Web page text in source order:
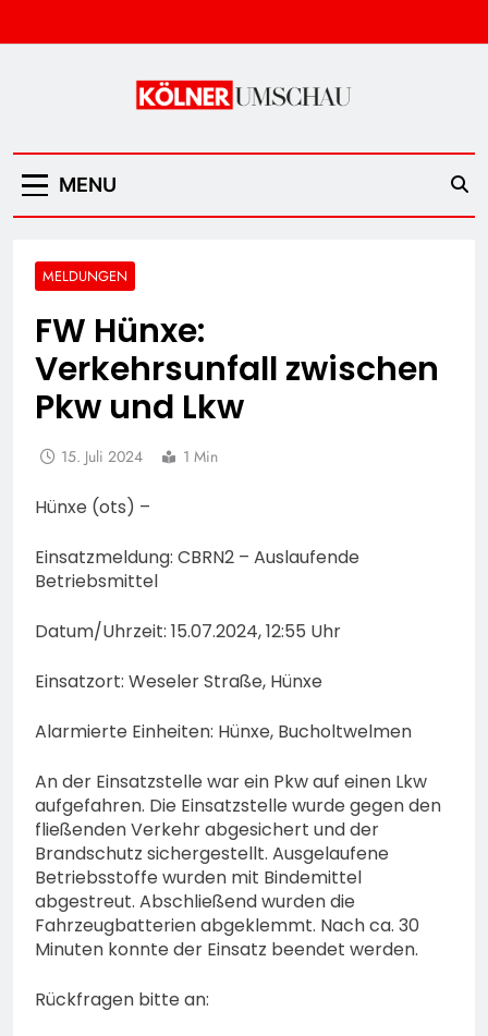
to
Kölner Umschau
MENU
MELDUNGEN
FW Hünxe:
Verkehrsunfall zwischen
Pkw und Lkw
15. Juli 2024 1 Min
Hünxe (ots) –
Einsatzmeldung: CBRN2 – Auslaufende
Betriebsmittel
Datum/Uhrzeit: 15.07.2024, 12:55 Uhr
Einsatzort: Weseler Straße, Hünxe
Alarmierte Einheiten: Hünxe, Bucholtwelmen
An der Einsatzstelle war ein Pkw auf einen Lkw
aufgefahren. Die Einsatzstelle wurde gegen den
fließenden Verkehr abgesichert und der
Brandschutz sichergestellt. Ausgelaufene
Betriebsstoffe wurden mit Bindemittel
abgestreut. Abschließend wurden die
Fahrzeugbatterien abgeklemmt. Nach ca. 30
Minuten konnte der Einsatz beendet werden.
Rückfragen bitte an: